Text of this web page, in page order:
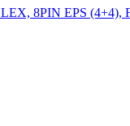
8PIN EPS (4+4),